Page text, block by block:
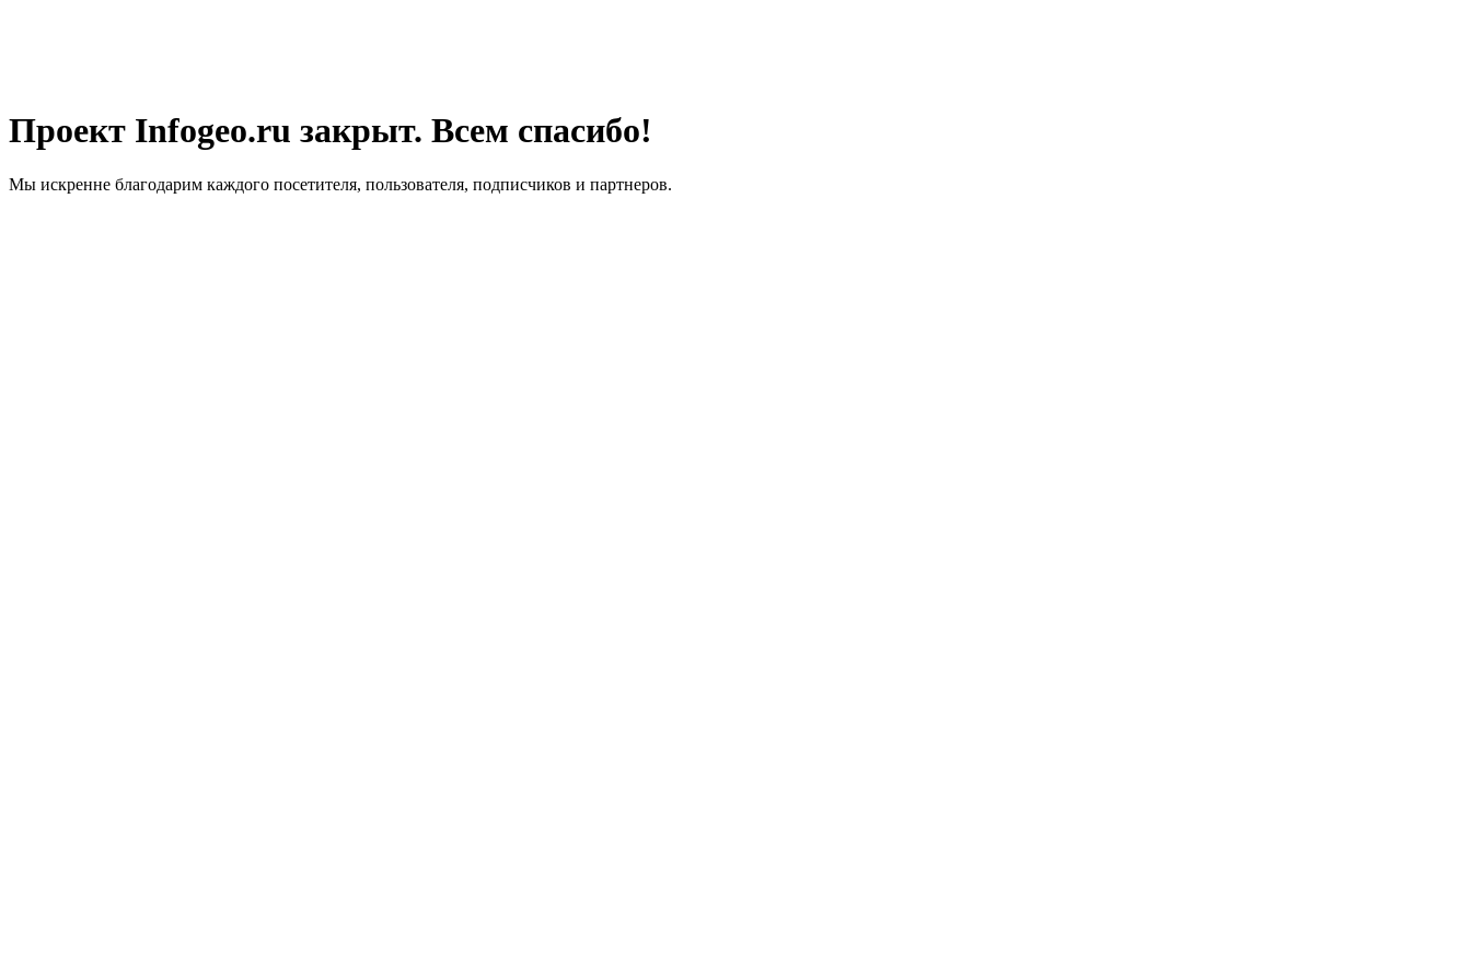
Проект Infogeo.ru закрыт. Всем спасибо!
Мы искренне благодарим каждого посетителя, пользователя, подписчиков и партнеров.